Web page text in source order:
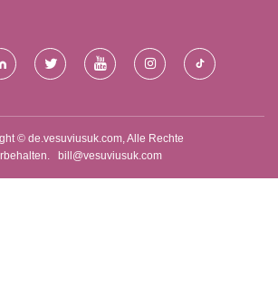
© de.vesuviusuk.com, Alle Rechte
bill@vesuviusuk.com